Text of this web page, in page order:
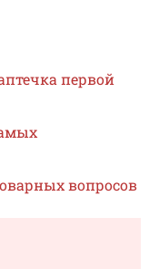
первой
вопросов